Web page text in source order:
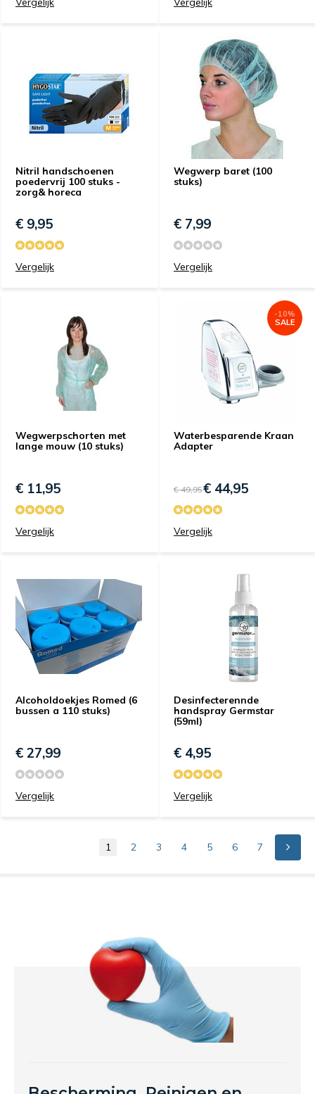
Nitril handschoenen
poedervrij 100 stuks -
zorg& horeca
€ 9,95
Vergelijk
Wegwerp baret (100
stuks)
€ 7,99
Vergelijk
Wegwerpschorten met
lange mouw (10 stuks)
€ 11,95
Vergelijk
Waterbesparende Kraan
Adapter
-10%
SALE
€ 49,95€ 44,95
Vergelijk
Alcoholdoekjes Romed (6
bussen a 110 stuks)
€ 27,99
Vergelijk
Desinfecterennde
handspray Germstar
(59ml)
€ 4,95
Vergelijk
1 2 3 4 5 6 7